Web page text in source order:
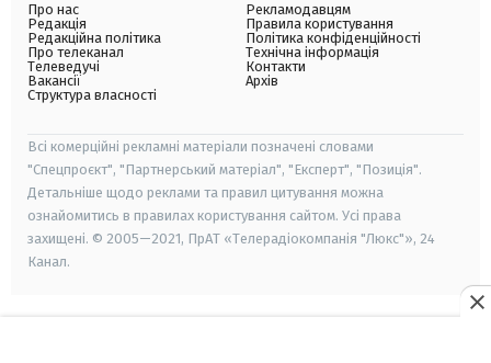
Про нас
Редакція
Редакційна політика
Про телеканал
Телеведучі
Вакансії
Структура власності
Рекламодавцям
Правила користування
Політика конфіденційності
Технічна інформація
Контакти
Архів
Всі комерційні рекламні матеріали позначені словами
"Спецпроєкт", "Партнерський матеріал", "Експерт", "Позиція".
Детальніше щодо реклами та правил цитування можна
ознайомитись в правилах користування сайтом. Усі права
захищені. © 2005—2021, ПрАТ «Телерадіокомпанія "Люкс"», 24
Канал.